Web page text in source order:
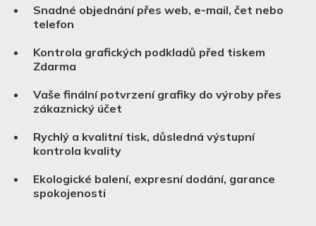
Snadné objednání přes web, e-mail, čet nebo
telefon
Kontrola grafických podkladů před tiskem
Zdarma
Vaše finální potvrzení grafiky do výroby přes
zákaznický účet
Rychlý a kvalitní tisk, důsledná výstupní
kontrola kvality
Ekologické balení, expresní dodání, garance
spokojenosti